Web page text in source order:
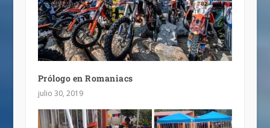
Prólogo en Romaniacs
julio 30, 2019